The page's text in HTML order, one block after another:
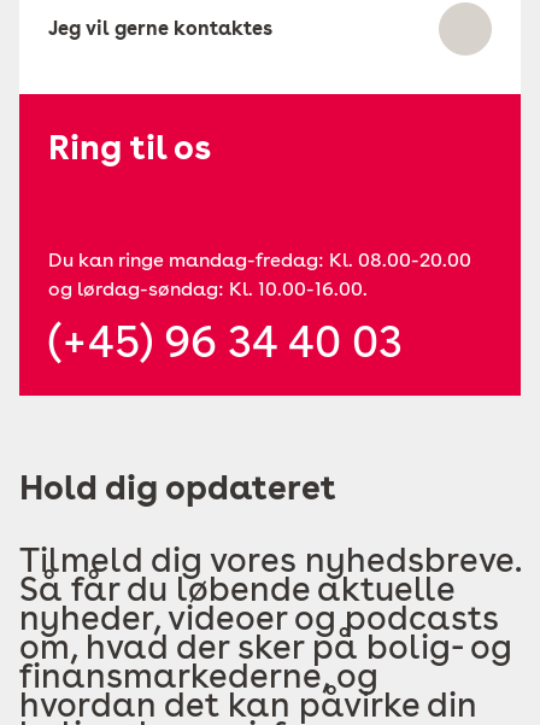
Jeg vil gerne kontaktes
Ring til os
Du kan ringe mandag-fredag: Kl. 08.00-20.00
og lørdag-søndag: Kl. 10.00-16.00.
(+45) 96 34 40 03
Hold dig opdateret
Tilmeld dig vores nyhedsbreve.
Så får du løbende aktuelle
nyheder, videoer og podcasts
om, hvad der sker på bolig- og
finansmarkederne, og
hvordan det kan påvirke din